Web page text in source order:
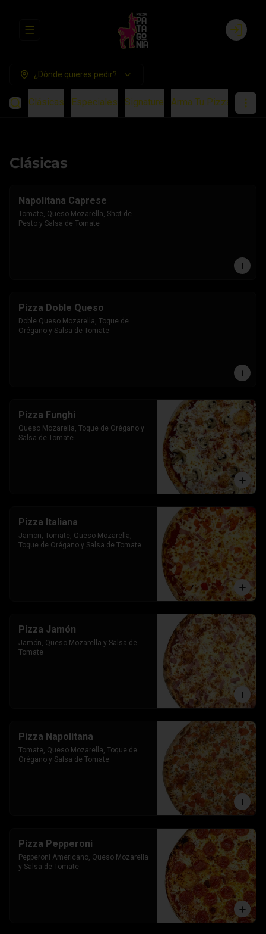
Abrir menu de navegación Login
¿Dónde quieres pedir?
Clásicas Especiales Signature Arma Tu Pizza
Clásicas
Napolitana Caprese
Tomate, Queso Mozarella, Shot de
Pesto y Salsa de Tomate
Pizza Doble Queso
Doble Queso Mozarella, Toque de
Orégano y Salsa de Tomate
Pizza Funghi
Queso Mozarella, Toque de Orégano y
Salsa de Tomate
Pizza Italiana
Jamon, Tomate, Queso Mozarella,
Toque de Orégano y Salsa de Tomate
Pizza Jamón
Jamón, Queso Mozarella y Salsa de
Tomate
Pizza Napolitana
Tomate, Queso Mozarella, Toque de
Orégano y Salsa de Tomate
Pizza Pepperoni
Pepperoni Americano, Queso Mozarella
y Salsa de Tomate